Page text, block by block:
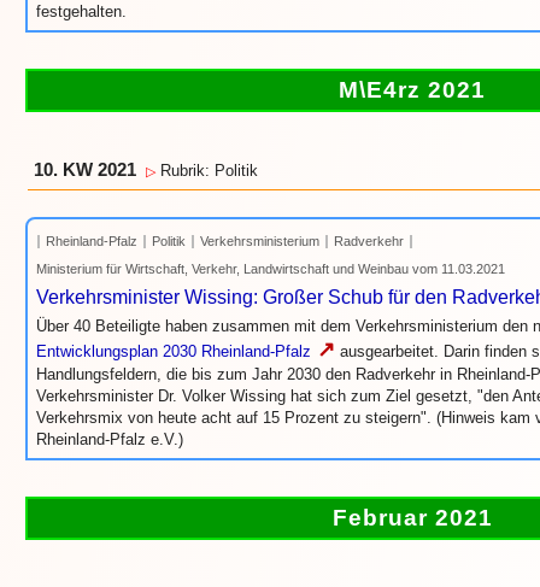
festgehalten.
M\E4rz 2021
10. KW 2021 ▷ Rubrik: Politik
Rheinland-Pfalz Politik Verkehrsministerium
Radverkehr
Ministerium für Wirtschaft, Verkehr, Landwirtschaft und Weinbau vom 11.03.2021
Verkehrsminister Wissing: Großer Schub für den
Über 40 Beteiligte haben zusammen mit dem Verkehrsministerium den
Entwicklungsplan 2030 Rheinland-Pfalz ↗ ausgearbeitet. Darin finden
Handlungsfeldern, die bis zum Jahr 2030 den Radverkehr in
Verkehrsminister Dr. Volker Wissing hat sich zum Ziel gesetzt, "den
Verkehrsmix von heute acht auf 15 Prozent zu steigern". (Hinweis kam
Rheinland-Pfalz e.V.)
Februar 2021